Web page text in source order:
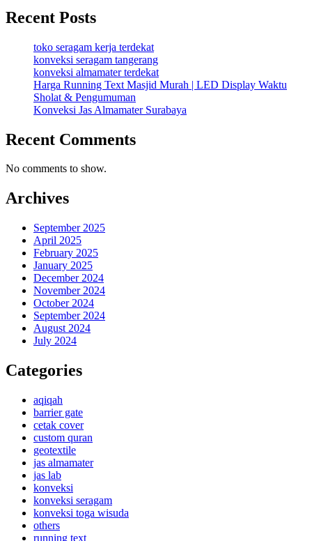
Recent Posts
toko seragam kerja terdekat
konveksi seragam tangerang
konveksi almamater terdekat
Harga Running Text Masjid Murah | LED Display Waktu
Sholat & Pengumuman
Konveksi Jas Almamater Surabaya
Recent Comments
No comments to show.
Archives
September 2025
April 2025
February 2025
January 2025
December 2024
November 2024
October 2024
September 2024
August 2024
July 2024
Categories
aqiqah
barrier gate
cetak cover
custom quran
geotextile
jas almamater
jas lab
konveksi
konveksi seragam
konveksi toga wisuda
others
running text